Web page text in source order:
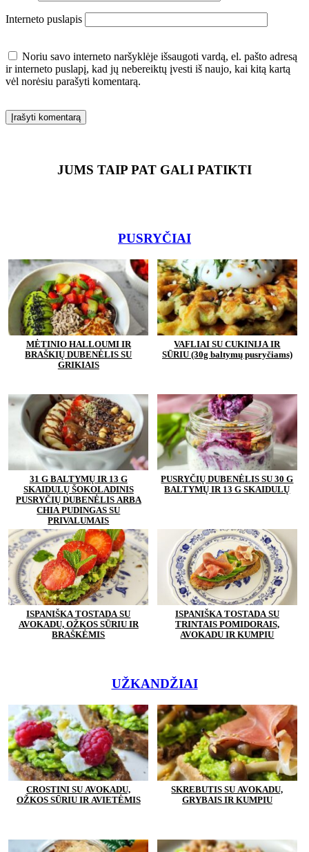
Interneto puslapis
Noriu savo interneto naršyklėje išsaugoti vardą, el. pašto adresą
ir interneto puslapį, kad jų nebereiktų įvesti iš naujo, kai kitą kartą
vėl norėsiu parašyti komentarą.
JUMS TAIP PAT GALI PATIKTI
PUSRYČIAI
MĖTINIO HALLOUMI IR
BRAŠKIŲ DUBENĖLIS SU
GRIKIAIS
VAFLIAI SU CUKINIJA IR
SŪRIU (30g baltymų pusryčiams)
31 G BALTYMŲ IR 13 G
SKAIDULŲ ŠOKOLADINIS
PUSRYČIŲ DUBENĖLIS ARBA
CHIA PUDINGAS SU
PRIVALUMAIS
PUSRYČIŲ DUBENĖLIS SU 30 G
BALTYMŲ IR 13 G SKAIDULŲ
ISPANIŠKA TOSTADA SU
AVOKADU, OŽKOS SŪRIU IR
BRAŠKĖMIS
ISPANIŠKA TOSTADA SU
TRINTAIS POMIDORAIS,
AVOKADU IR KUMPIU
UŽKANDŽIAI
CROSTINI SU AVOKADU,
OŽKOS SŪRIU IR AVIETĖMIS
SKREBUTIS SU AVOKADU,
GRYBAIS IR KUMPIU